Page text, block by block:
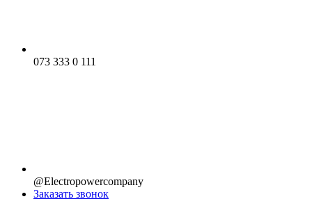
073 333 0 111
@Electropowercompany
Заказать звонок